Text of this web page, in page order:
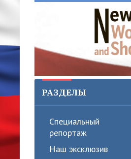
РАЗДЕЛЫ
Специальный
репортаж
Наш эксклюзив